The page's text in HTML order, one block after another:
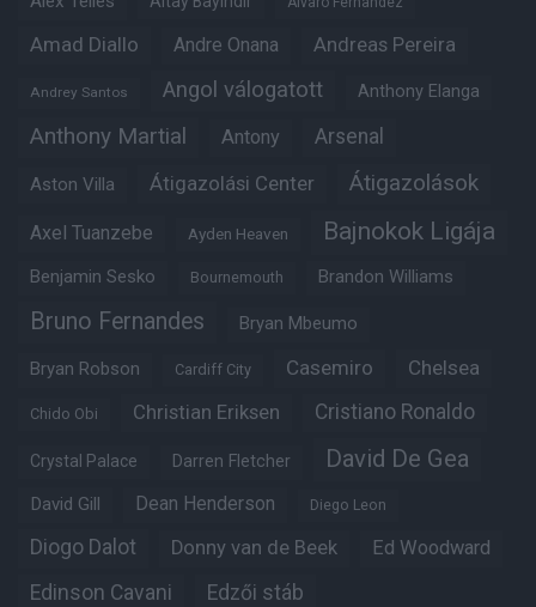
Amad Diallo Andre Onana Andreas Pereira
Andrey Santos Angol válogatott Anthony Elanga
Anthony Martial Antony Arsenal
Aston Villa Átigazolási Center Átigazolások
Axel Tuanzebe Ayden Heaven Bajnokok Ligája
Benjamin Sesko Bournemouth Brandon Williams
Bruno Fernandes Bryan Mbeumo
Bryan Robson Cardiff City Casemiro Chelsea
Chido Obi Christian Eriksen Cristiano Ronaldo
Crystal Palace Darren Fletcher David De Gea
David Gill Dean Henderson Diego Leon
Diogo Dalot Donny van de Beek Ed Woodward
Edinson Cavani Edzői stáb